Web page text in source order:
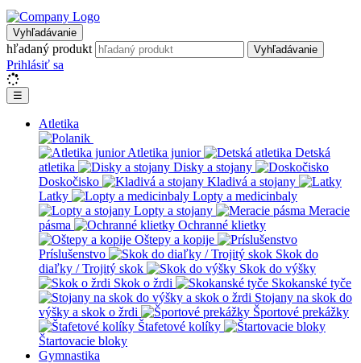
Vyhľadávanie
hľadaný produkt Vyhľadávanie
Prihlásiť sa
☰
Atletika
Atletika junior
Detská
atletika
Disky a stojany
Doskočisko
Kladivá a stojany
Latky
Lopty a medicinbaly
Lopty a stojany
Meracie
pásma
Ochranné klietky
Oštepy a kopije
Príslušenstvo
Skok do
diaľky / Trojitý skok
Skok do výšky
Skok o žrdi
Skokanské tyče
Stojany na skok do
výšky a skok o žrdi
Športové prekážky
Štafetové kolíky
Štartovacie bloky
Gymnastika